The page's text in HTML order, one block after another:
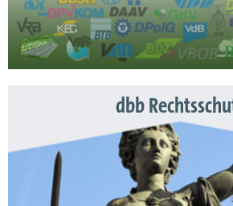
dbb